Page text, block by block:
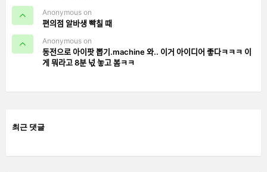
Anonymous on
편의점 알바생 빡칠 때
Anonymous on
동전으로 아이팟 뽑기.machine 와.. 이거 아이디어 좋다ㅋㅋㅋ 이
게 뭐라고 8분 넋 놓고 봄ㅋㅋ
최근 댓글